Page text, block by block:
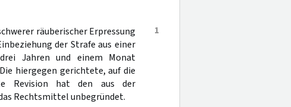
1
räuberischer Erpressung
der Strafe aus einer
Jahren und einem Monat
hiergegen gerichtete, auf die
Revision hat den aus der
Rechtsmittel unbegründet.